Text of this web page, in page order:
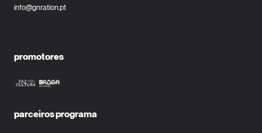
info@gnration.pt
promotores
parceiros programa